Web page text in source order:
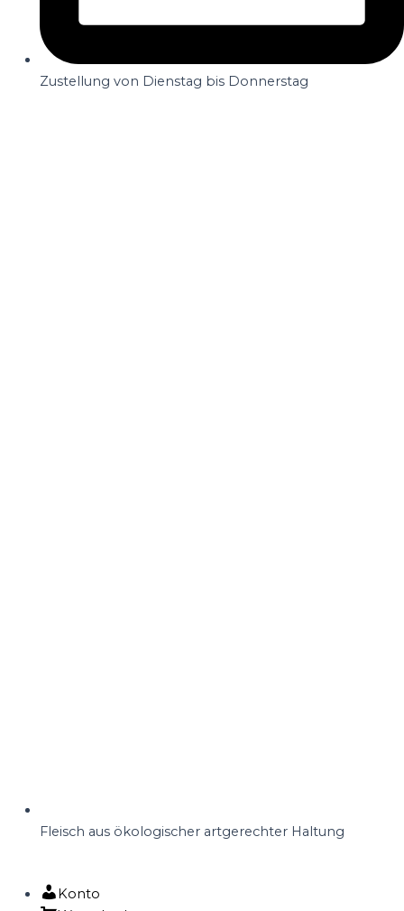
Zustellung von Dienstag bis Donnerstag
Fleisch aus ökologischer artgerechter Haltung
Konto